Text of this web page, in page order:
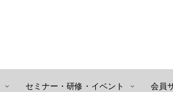
セミナー・研修・イベント 会員